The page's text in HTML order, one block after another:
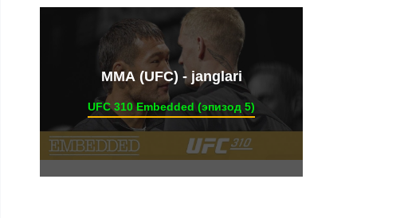
ММА (UFC) - janglari
UFC 310 Embedded (эпизод 5)